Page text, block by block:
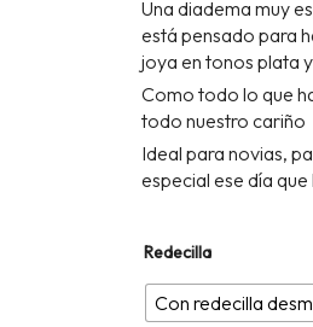
Una diadema muy
está pensado para
joya en tonos plata
Como todo lo que
todo nuestro cariño
Ideal para novias,
especial ese día
Redecilla
Con redecilla
Diadema
La
Perla